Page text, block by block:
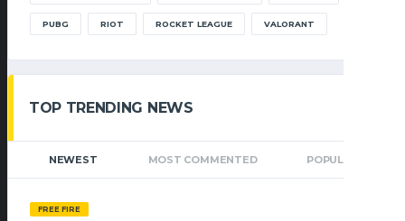
PUBG RIOT ROCKET LEAGUE VALORANT
TOP TRENDING NEWS
NEWEST MOST COMMENTED POPULAR
FREE FIRE